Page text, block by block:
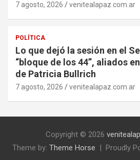
7 agosto, 2026 venitealapaz.com.ar
POLÍTICA
Lo que dejó la sesión en el
“bloque de los 44”, aliados
de Patricia Bullrich
7 agosto, 2026 venitealapaz.com.ar
Copyright © 2026
Theme by: Theme Horse Proudly